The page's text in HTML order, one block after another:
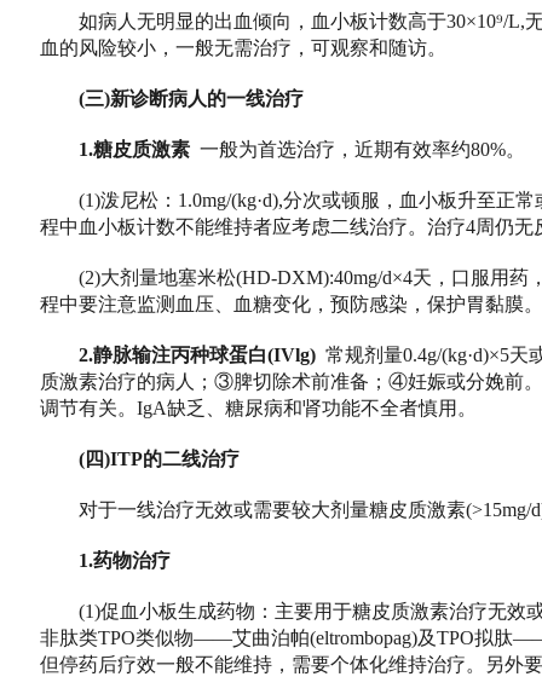
如病人无明显的出血倾向，血小板计数高于30×10⁹/L,
血的风险较小，一般无需治疗，可观察和随访。
(三)新诊断病人的一线治疗
1.糖皮质激素 一般为首选治疗，近期有效率约80%。
(1)泼尼松：1.0mg/(kg·d),分次或顿服，血小板升至正常
程中血小板计数不能维持者应考虑二线治疗。治疗4周仍
(2)大剂量地塞米松(HD-DXM):40mg/d×4天，口服用药
程中要注意监测血压、血糖变化，预防感染，保护胃黏膜。
2.静脉输注丙种球蛋白(IVlg) 常规剂量0.4g/(kg·d)×5
质激素治疗的病人；③脾切除术前准备；④妊娠或分娩前
调节有关。IgA缺乏、糖尿病和肾功能不全者慎用。
(四)ITP的二线治疗
对于一线治疗无效或需要较大剂量糖皮质激素(>15mg/
1.药物治疗
(1)促血小板生成药物：主要用于糖皮质激素治疗无效
非肽类TPO类似物——艾曲泊帕(eltrombopag)及TPO拟肽
但停药后疗效一般不能维持，需要个体化维持治疗。另外